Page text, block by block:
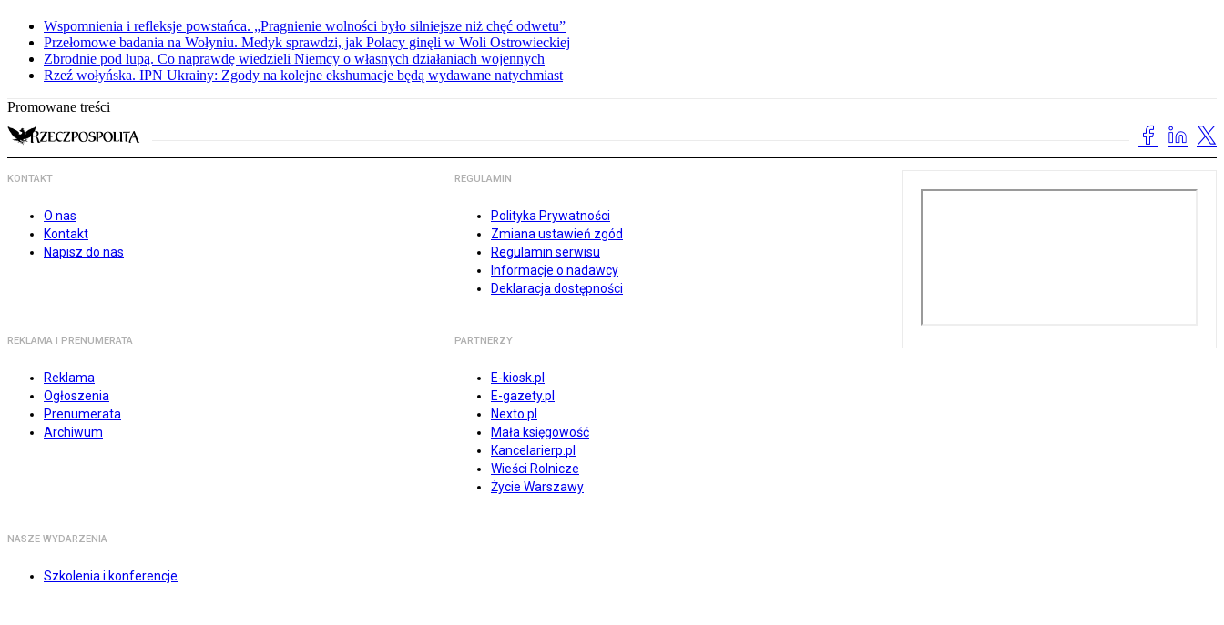
Wspomnienia i refleksje powstańca. „Pragnienie wolności było silniejsze niż chęć odwetu”
Przełomowe badania na Wołyniu. Medyk sprawdzi, jak Polacy ginęli w Woli Ostrowieckiej
Zbrodnie pod lupą. Co naprawdę wiedzieli Niemcy o własnych działaniach wojennych
Rzeź wołyńska. IPN Ukrainy: Zgody na kolejne ekshumacje będą wydawane natychmiast
Promowane treści
KONTAKT
O nas
Kontakt
Napisz do nas
REGULAMIN
Polityka Prywatności
Zmiana ustawień zgód
Regulamin serwisu
Informacje o nadawcy
Deklaracja dostępności
REKLAMA I PRENUMERATA
Reklama
Ogłoszenia
Prenumerata
Archiwum
PARTNERZY
E-kiosk.pl
E-gazety.pl
Nexto.pl
Mała księgowość
Kancelarierp.pl
Wieści Rolnicze
Życie Warszawy
NASZE WYDARZENIA
Szkolenia i konferencje